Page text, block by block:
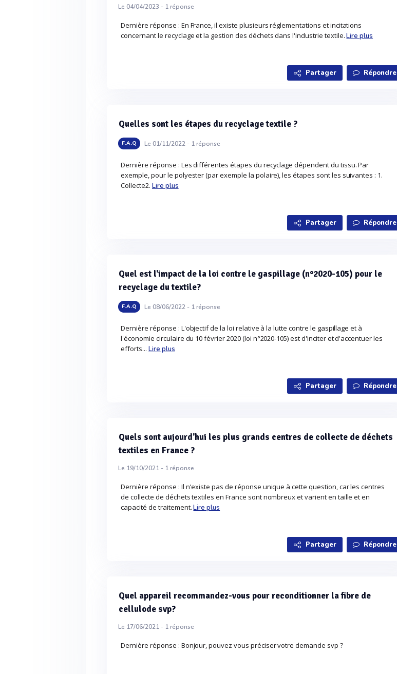
Le 04/04/2023 - 1réponse
Dernière réponse : En France, il existe plusieurs réglementations et incitations
concernant le recyclage et la gestion des déchets dans l'industrie textile.Lire plus
Partager Répondre
Quelles sont les étapes du recyclage textile ?
F.A.Q Le 01/11/2022 - 1réponse
Dernière réponse : Les différentes étapes du recyclage dépendent du tissu. Par
exemple, pour le polyester (par exemple la polaire), les étapes sont les suivantes : 1.
Collecte2. Lire plus
Partager Répondre
Quel est l'impact de la loi contre le gaspillage (n°2020-105) pour le
recyclage du textile?
F.A.Q Le 08/06/2022 - 1réponse
Dernière réponse : L'objectif de la loi relative à la lutte contre le gaspillage et à
l'économie circulaire du 10 février 2020 (loi n°2020-105) est d'inciter et d'accentuer les
efforts... Lire plus
Partager Répondre
Quels sont aujourd'hui les plus grands centres de collecte de déchets
textiles en France ?
Le 19/10/2021 - 1réponse
Dernière réponse : Il n'existe pas de réponse unique à cette question, car les centres
de collecte de déchets textiles en France sont nombreux et varient en taille et en
capacité de traitement.Lire plus
Partager Répondre
Quel appareil recommandez-vous pour reconditionner la fibre de
cellulode svp?
Le 17/06/2021 - 1réponse
Dernière réponse : Bonjour, pouvez vous préciser votre demande svp ?